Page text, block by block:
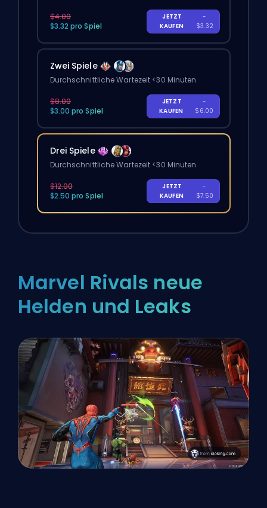
$4.00
$3.32 pro Spiel
JETZT
KAUFEN
-
$3.32
Zwei Spiele
Durchschnittliche Wartezeit <30 Minuten
$8.00
$3.00 pro Spiel
JETZT
KAUFEN
-
$6.00
Drei Spiele
Durchschnittliche Wartezeit <30 Minuten
$12.00
$2.50 pro Spiel
JETZT
KAUFEN
-
$7.50
Marvel Rivals neue
Helden und Leaks